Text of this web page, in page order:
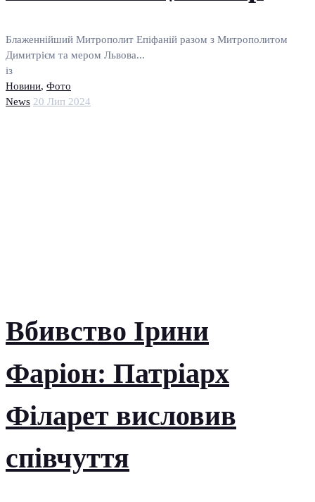
Блаженнійший Митрополит Епіфаній разом з Митрополитом
Димитрієм та мером Львова...
із
Новини, Фото
News 20 Лип 2024
Вбивство Ірини
Фаріон: Патріарх
Філарет висловив
співчуття